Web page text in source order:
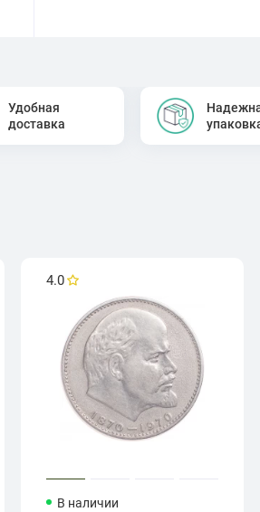
Удобная
доставка
4.0
В наличии